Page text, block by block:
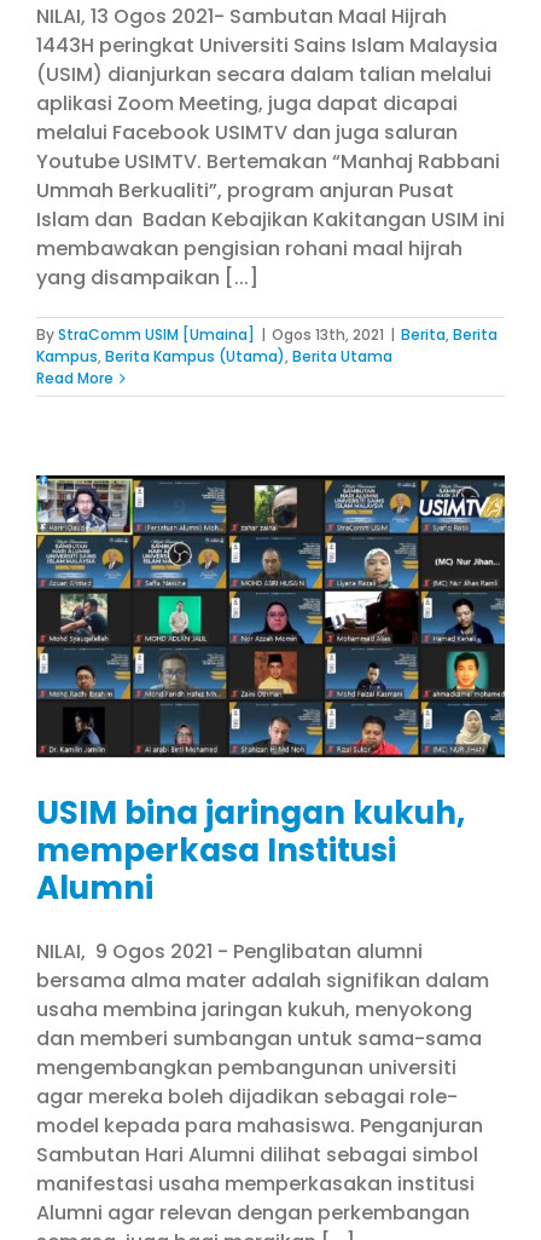
NILAI, 13 Ogos 2021- Sambutan Maal Hijrah
1443H peringkat Universiti Sains Islam Malaysia
(USIM) dianjurkan secara dalam talian melalui
aplikasi Zoom Meeting, juga dapat dicapai
melalui Facebook USIMTV dan juga saluran
Youtube USIMTV. Bertemakan “Manhaj Rabbani
Ummah Berkualiti”, program anjuran Pusat
Islam dan Badan Kebajikan Kakitangan USIM ini
membawakan pengisian rohani maal hijrah
yang disampaikan [...]
ByStraComm USIM [Umaina] | Ogos 13th, 2021 | Berita,Berita
Kampus,Berita Kampus (Utama),Berita Utama
Read More
USIM bina jaringan kukuh,
memperkasa Institusi
Alumni
NILAI, 9 Ogos 2021 - Penglibatan alumni
bersama alma mater adalah signifikan dalam
usaha membina jaringan kukuh, menyokong
dan memberi sumbangan untuk sama-sama
mengembangkan pembangunan universiti
agar mereka boleh dijadikan sebagai role-
model kepada para mahasiswa. Penganjuran
Sambutan Hari Alumni dilihat sebagai simbol
manifestasi usaha memperkasakan institusi
Alumni agar relevan dengan perkembangan